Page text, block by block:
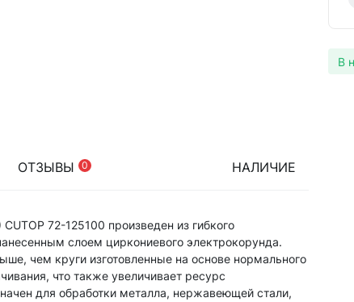
ОТЗЫВЫ 0 НАЛИЧИЕ
72-125100 произведен из гибкого
слоем циркониевого электрокорунда.
чем круги изготовленные на основе нормального
что также увеличивает ресурс
для обработки металла, нержавеющей стали,
В